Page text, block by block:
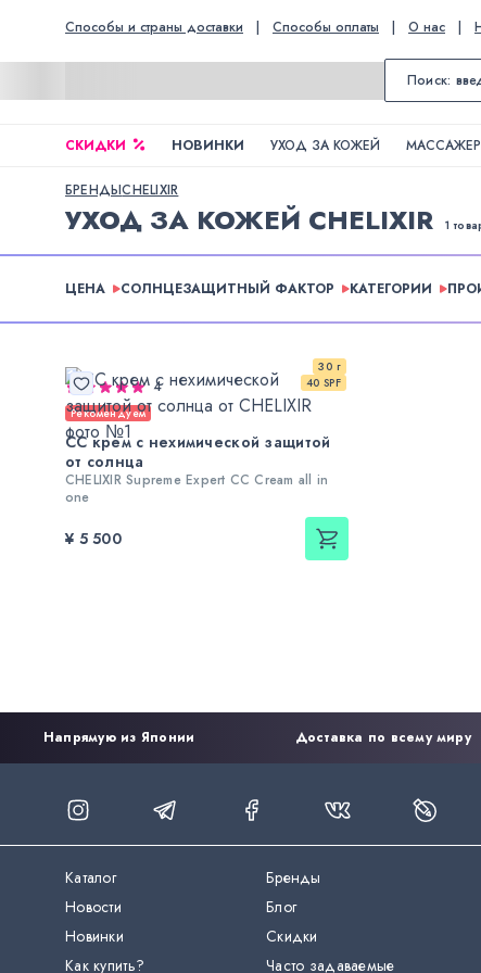
Способы и страны доставки | Способы оплаты | О нас |
СКИДКИ НОВИНКИ УХОД ЗА КОЖЕЙ
БРЕНДЫCHELIXIR
УХОД ЗА КОЖЕЙ CHELIXIR 1
ЦЕНА СОЛНЦЕЗАЩИТНЫЙ ФАКТОР КАТЕГОРИИ
30 г
40 SPF
4
Рекомендуем
CC крем с нехимической защитой
от солнца
CHELIXIR Supreme Expert CC Cream all in
one
¥ 5 500
Напрямую из Японии Доставка по всему миру
Каталог
Бренды
Новости
Блог
Новинки
Скидки
Как купить?
Часто задаваемые